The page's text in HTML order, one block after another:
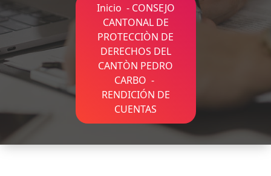
Inicio - CONSEJO
CANTONAL DE
PROTECCIÒN DE
DERECHOS DEL
CANTÒN PEDRO
CARBO -
RENDICIÓN DE
CUENTAS